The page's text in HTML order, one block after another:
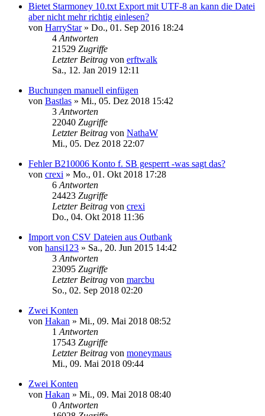
Bietet Starmoney 10.txt Export mit UTF-8 an kann die Datei
aber nicht mehr richtig einlesen?
von HarryStar» Do., 01. Sep 2016 18:24
4 Antworten
21529 Zugriffe
Letzter Beitrag von erftwalk
Sa., 12. Jan 2019 12:11
Buchungen manuell einfügen
von Bastlas » Mi., 05. Dez 2018 15:42
3 Antworten
22040 Zugriffe
Letzter Beitrag von NathaW
Mi., 05. Dez 2018 22:07
Fehler B210006 Konto f. SB gesperrt -was sagt das?
von crexi » Mo., 01. Okt 2018 17:28
6 Antworten
24423 Zugriffe
Letzter Beitrag von crexi
Do., 04. Okt 2018 11:36
Import von CSV Dateien aus Outbank
von hansi123 » Sa., 20. Jun 2015 14:42
3 Antworten
23095 Zugriffe
Letzter Beitrag von marcbu
So., 02. Sep 2018 02:20
Zwei Konten
von Hakan » Mi., 09. Mai 2018 08:52
1 Antworten
17543 Zugriffe
Letzter Beitrag von moneymaus
Mi., 09. Mai 2018 09:44
Zwei Konten
von Hakan » Mi., 09. Mai 2018 08:40
0 Antworten